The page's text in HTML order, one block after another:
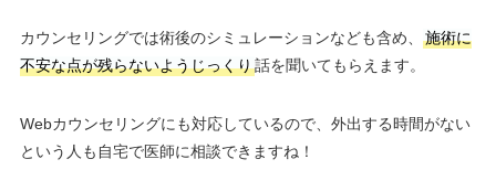
カウンセリングでは術後のシミュレーションなども含め、
施術に
不安な点が残らないようじっくり話を聞いてもらえます。
Webカウンセリングにも対応しているので、外出する時間がない
という人も自宅で医師に相談できますね！